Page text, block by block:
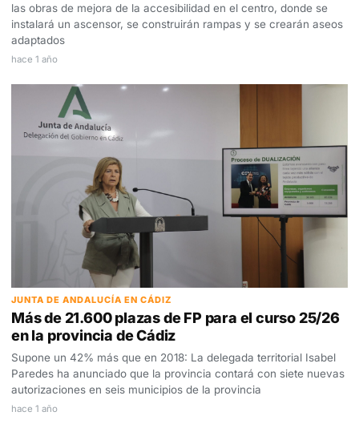
las obras de mejora de la accesibilidad en el centro, donde se
instalará un ascensor, se construirán rampas y se crearán aseos
adaptados
hace 1 año
JUNTA DE ANDALUCÍA EN CÁDIZ
Más de 21.600 plazas de FP para el curso 25/26
en la provincia de Cádiz
Supone un 42% más que en 2018: La delegada territorial Isabel
Paredes ha anunciado que la provincia contará con siete nuevas
autorizaciones en seis municipios de la provincia
hace 1 año